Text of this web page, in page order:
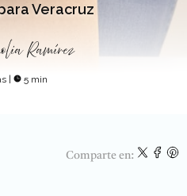
Veracruz
Ramírez
5 min
Comparte en: